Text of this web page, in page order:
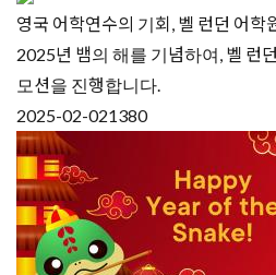
영국 어학연수의 기회, 벨 런던 어
2025년 뱀의 해를 기념하여, 벨 런
모션을 진행합니다.
2025-02-021380